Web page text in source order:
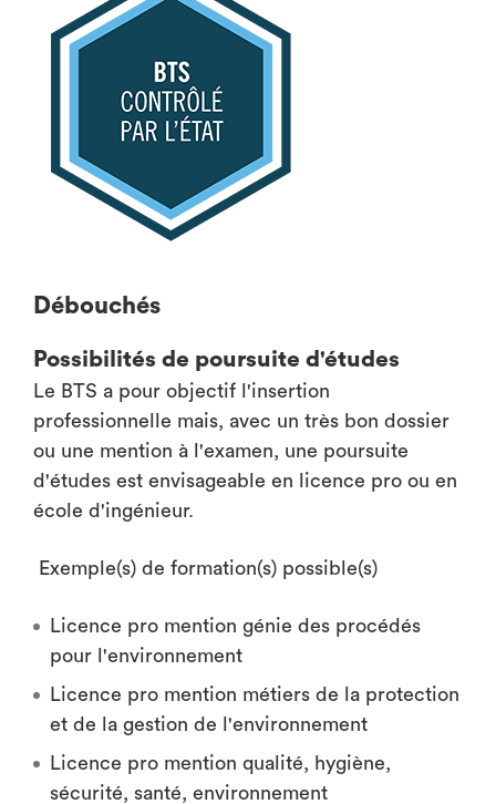
Débouchés
Possibilités de poursuite d'études
Le BTS a pour objectif l'insertion
professionnelle mais, avec un très bon dossier
ou une mention à l'examen, une poursuite
d'études est envisageable en licence pro ou en
école d'ingénieur.
Exemple(s) de formation(s) possible(s)
Licence pro mention génie des procédés
pour l'environnement
Licence pro mention métiers de la protection
et de la gestion de l'environnement
Licence pro mention qualité, hygiène,
sécurité, santé, environnement